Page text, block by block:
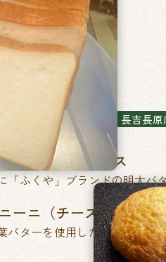
房ベルフラン 長吉長原
くやの明太フランス
「ふくや」ブランドの明太バ
ーニ（チーズ&たまご
バターを使用した、あきのこ